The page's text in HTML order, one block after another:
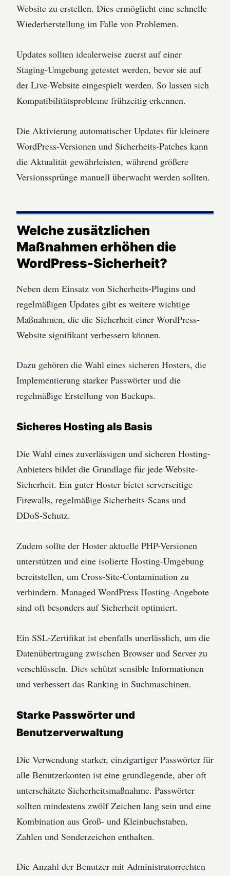
Website zu erstellen. Dies ermöglicht eine schnelle
Wiederherstellung im Falle von Problemen.
Updates sollten idealerweise zuerst auf einer
Staging-Umgebung getestet werden, bevor sie auf
der Live-Website eingespielt werden. So lassen sich
Kompatibilitätsprobleme frühzeitig erkennen.
Die Aktivierung automatischer Updates für kleinere
WordPress-Versionen und Sicherheits-Patches kann
die Aktualität gewährleisten, während größere
Versionssprünge manuell überwacht werden sollten.
Welche zusätzlichen
Maßnahmen erhöhen die
WordPress-Sicherheit?
Neben dem Einsatz von Sicherheits-Plugins und
regelmäßigen Updates gibt es weitere wichtige
Maßnahmen, die die Sicherheit einer WordPress-
Website signifikant verbessern können.
Dazu gehören die Wahl eines sicheren Hosters, die
Implementierung starker Passwörter und die
regelmäßige Erstellung von Backups.
Sicheres Hosting als Basis
Die Wahl eines zuverlässigen und sicheren Hosting-
Anbieters bildet die Grundlage für jede Website-
Sicherheit. Ein guter Hoster bietet serverseitige
Firewalls, regelmäßige Sicherheits-Scans und
DDoS-Schutz.
Zudem sollte der Hoster aktuelle PHP-Versionen
unterstützen und eine isolierte Hosting-Umgebung
bereitstellen, um Cross-Site-Contamination zu
verhindern. Managed WordPress Hosting-Angebote
sind oft besonders auf Sicherheit optimiert.
Ein SSL-Zertifikat ist ebenfalls unerlässlich, um die
Datenübertragung zwischen Browser und Server zu
verschlüsseln. Dies schützt sensible Informationen
und verbessert das Ranking in Suchmaschinen.
Starke Passwörter und
Benutzerverwaltung
Die Verwendung starker, einzigartiger Passwörter für
alle Benutzerkonten ist eine grundlegende, aber oft
unterschätzte Sicherheitsmaßnahme. Passwörter
sollten mindestens zwölf Zeichen lang sein und eine
Kombination aus Groß- und Kleinbuchstaben,
Zahlen und Sonderzeichen enthalten.
Die Anzahl der Benutzer mit Administratorrechten